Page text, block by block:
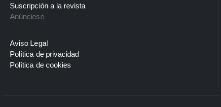
Suscripción a la revista
Anúnciese
Aviso Legal
Política de privacidad
Política de cookies